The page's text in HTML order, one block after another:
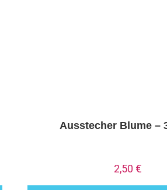
Ausstecher Blume –
2,50 €